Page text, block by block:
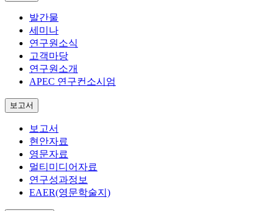
발간물
세미나
연구원소식
고객마당
연구원소개
APEC 연구컨소시엄
보고서
보고서
현안자료
영문자료
멀티미디어자료
연구성과정보
EAER(영문학술지)